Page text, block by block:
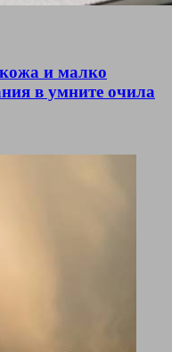
и малко
в умните очила